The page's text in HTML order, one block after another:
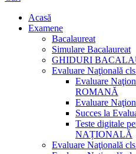
Acasă
Examene
Bacalaureat
Simulare Bacalaureat
GHIDURI
Evaluare Naţională
Evaluare
ROMANĂ
Evaluare
Succes la
Teste digitale
NAȚIONALĂ
Evaluare Naţională